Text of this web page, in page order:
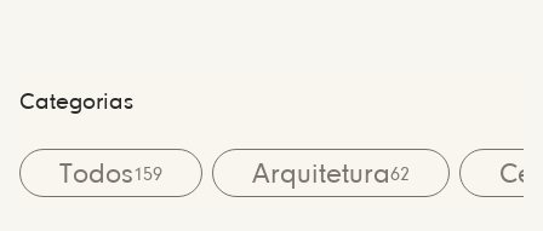
Categorias
Todos159 Arquitetura62